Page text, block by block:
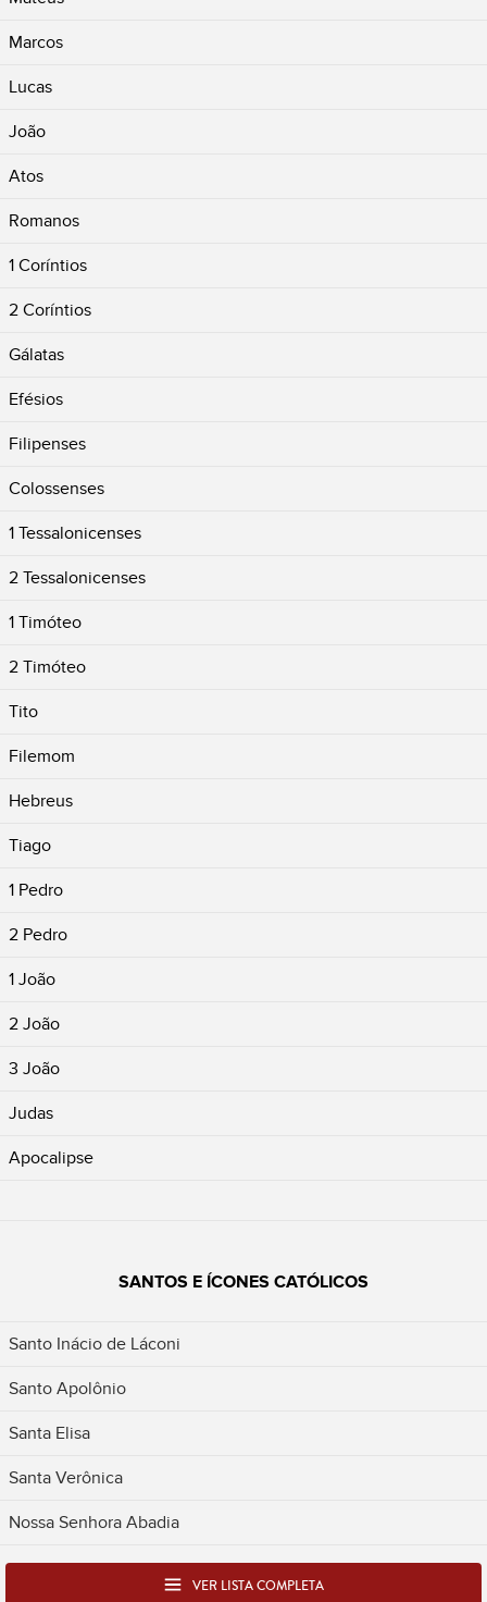
Marcos
Lucas
João
Atos
Romanos
1 Coríntios
2 Coríntios
Gálatas
Efésios
Filipenses
Colossenses
1 Tessalonicenses
2 Tessalonicenses
1 Timóteo
2 Timóteo
Tito
Filemom
Hebreus
Tiago
1 Pedro
2 Pedro
1 João
2 João
3 João
Judas
Apocalipse
SANTOS E ÍCONES CATÓLICOS
Santo Inácio de Láconi
Santo Apolônio
Santa Elisa
Santa Verônica
Nossa Senhora Abadia
VER LISTA COMPLETA